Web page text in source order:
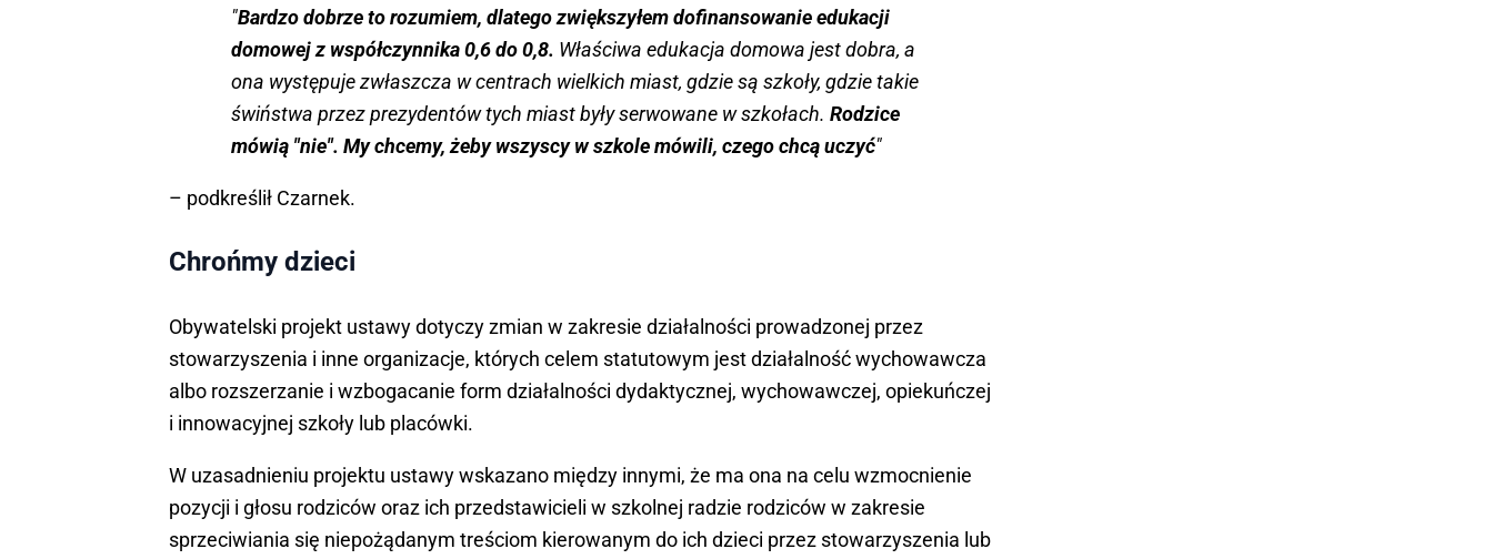
"Bardzo dobrze to rozumiem, dlatego zwiększyłem dofinansowanie edukacji
domowej z współczynnika 0,6 do 0,8. Właściwa edukacja domowa jest dobra, a
ona występuje zwłaszcza w centrach wielkich miast, gdzie są szkoły, gdzie takie
świństwa przez prezydentów tych miast były serwowane w szkołach. Rodzice
mówią "nie". My chcemy, żeby wszyscy w szkole mówili, czego chcą uczyć"
– podkreślił Czarnek.
Chrońmy dzieci
Obywatelski projekt ustawy dotyczy zmian w zakresie działalności prowadzonej przez
stowarzyszenia i inne organizacje, których celem statutowym jest działalność wychowawcza
albo rozszerzanie i wzbogacanie form działalności dydaktycznej, wychowawczej, opiekuńczej
i innowacyjnej szkoły lub placówki.
W uzasadnieniu projektu ustawy wskazano między innymi, że ma ona na celu wzmocnienie
pozycji i głosu rodziców oraz ich przedstawicieli w szkolnej radzie rodziców w zakresie
sprzeciwiania się niepożądanym treściom kierowanym do ich dzieci przez stowarzyszenia lub